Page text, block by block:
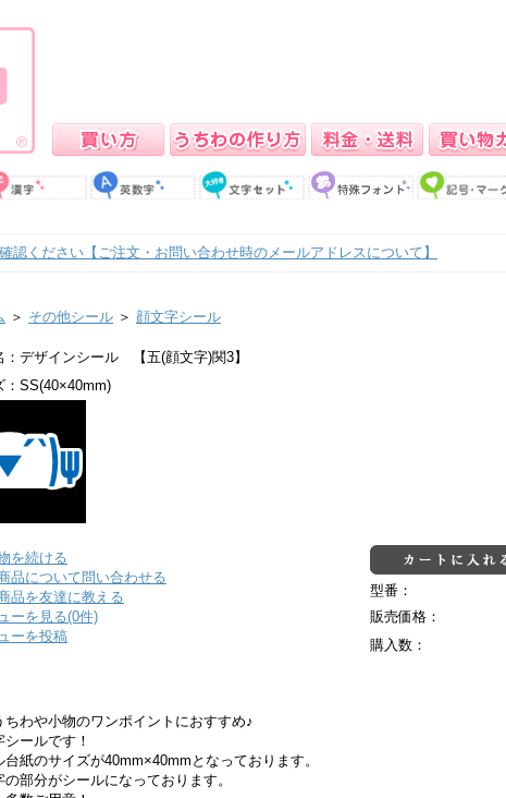
認ください【ご注文・お問い合わせ時のメールアドレスについて】
＞ その他シール ＞ 顔文字シール
：デザインシール 【五(顔文字)関3】
：SS(40×40mm)
型番：
販売価格：
購入数：
を続ける
品について問い合わせる
品を友達に教える
ーを見る(0件)
ーを投稿
ちわや小物のワンポイントにおすすめ♪
シールです！
台紙のサイズが40mm×40mmとなっております。
の部分がシールになっております。